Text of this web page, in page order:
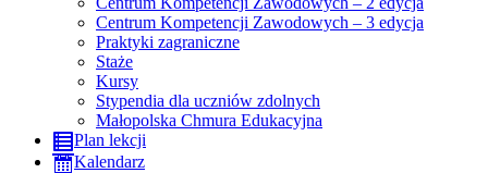
Centrum Kompetencji Zawodowych – 3 edycja
Praktyki zagraniczne
Staże
Kursy
Stypendia dla uczniów zdolnych
Małopolska Chmura Edukacyjna
Plan lekcji
Kalendarz